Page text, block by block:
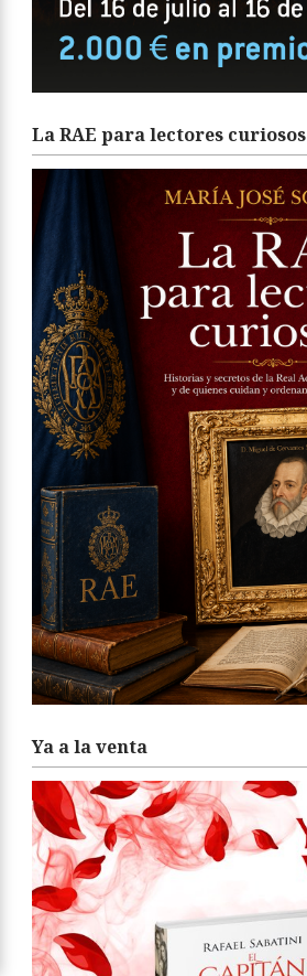
La RAE para lectores curiosos
Ya a la venta